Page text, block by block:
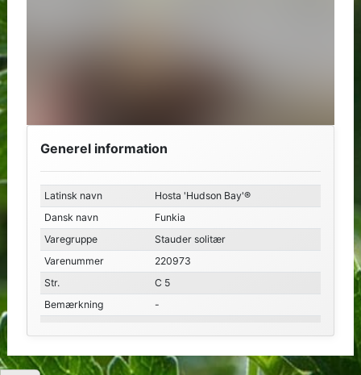
Generel information
Latinsk navn
Hosta 'Hudson Bay'®
Dansk navn
Funkia
Varegruppe
Stauder solitær
Varenummer
220973
Str.
C 5
Bemærkning
-